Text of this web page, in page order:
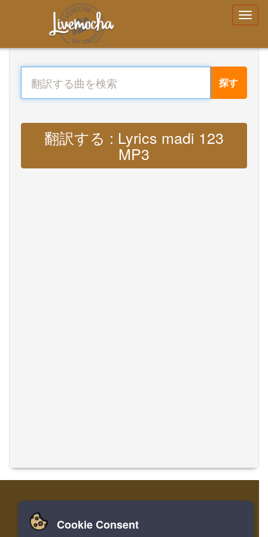
探す
翻訳する : Lyrics madi 123
MP3
家 ログイン 登録
Cookie Consent